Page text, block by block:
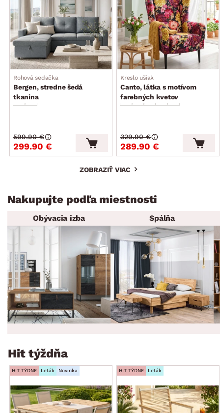
Rohová sedačka
Bergen, stredne šedá
tkanina
299.90 €
599.90 €
Kreslo ušiak
Canto, látka s motívom
farebných kvetov
289.90 €
329.90 €
ZOBRAZIŤ VIAC
Nakupujte podľa miestnosti
Obývacia izba Spálňa
Hit týždňa
HIT TÝDNE Leták Novinka HIT TÝDNE Leták